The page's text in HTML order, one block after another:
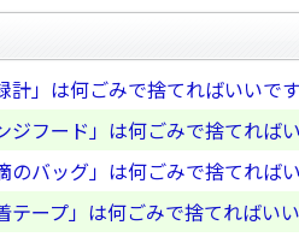
計」は何ごみで捨てればいいで
ジフード」は何ごみで捨てれば
のバッグ」は何ごみで捨てれば
テープ」は何ごみで捨てればい